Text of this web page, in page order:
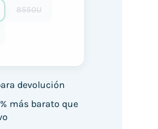
8550U
devolución
más barato que